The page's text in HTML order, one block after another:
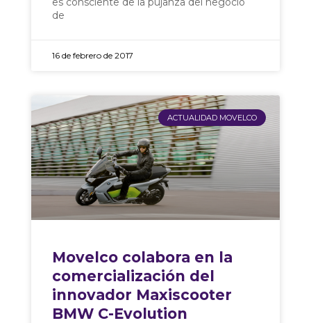
de
16 de febrero de 2017
ACTUALIDAD MOVELCO
Movelco colabora en la
comercialización del
innovador Maxiscooter
BMW C-Evolution